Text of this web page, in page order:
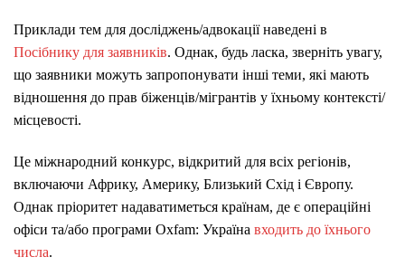
Приклади тем для досліджень/адвокації наведені в
Посібнику для заявників. Однак, будь ласка, зверніть увагу,
що заявники можуть запропонувати інші теми, які мають
відношення до прав біженців/мігрантів у їхньому контексті/
місцевості.
Це міжнародний конкурс, відкритий для всіх регіонів,
включаючи Африку, Америку, Близький Схід і Європу.
Однак пріоритет надаватиметься країнам, де є операційні
офіси та/або програми Oxfam: Україна входить до їхнього
числа.